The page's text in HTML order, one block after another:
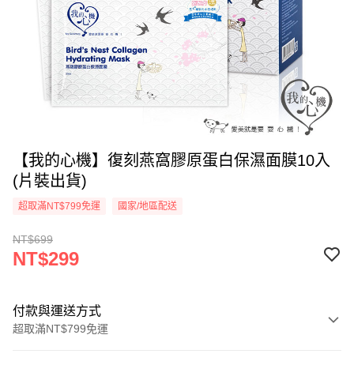
【我的心機】復刻燕窩膠原蛋白保濕面膜10入
(片裝出貨)
超取滿NT$799免運 國家/地區配送
NT$699
NT$299
付款與運送方式
超取滿NT$799免運